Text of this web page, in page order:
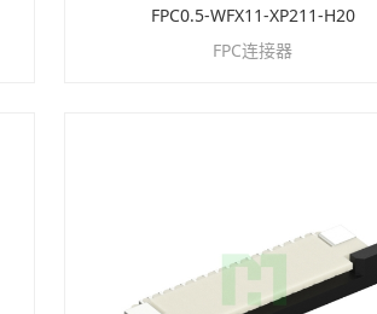
FPC0.5-WFX11-XP211-H20
FPC连接器